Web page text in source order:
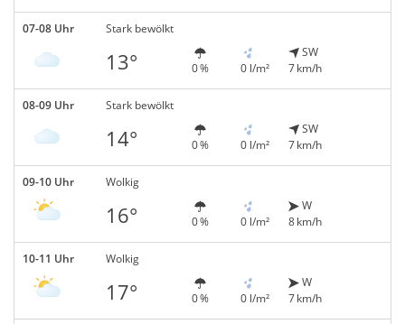
07-08 Uhr Stark bewölkt
13° 0 % 0 l/m²
SW
7 km/h
08-09 Uhr Stark bewölkt
14° 0 % 0 l/m²
SW
7 km/h
09-10 Uhr Wolkig
16° 0 % 0 l/m²
W
8 km/h
10-11 Uhr Wolkig
17° 0 % 0 l/m²
W
7 km/h